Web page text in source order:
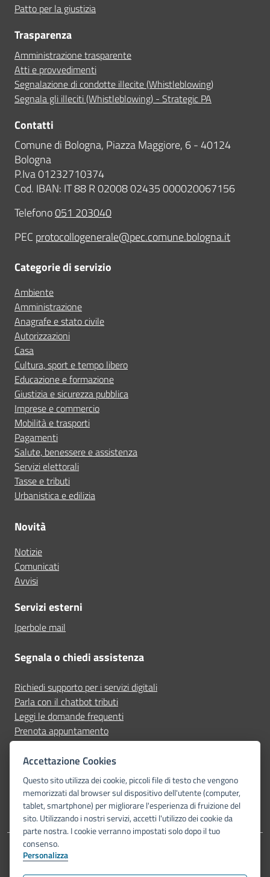
Patto per la giustizia
Trasparenza
Amministrazione trasparente
Atti e provvedimenti
Segnalazione di condotte illecite (Whistleblowing)
Segnala gli illeciti (Whistleblowing) - Strategic PA
Contatti
Comune di Bologna, Piazza Maggiore, 6 - 40124
Bologna
P.Iva 01232710374
Cod. IBAN: IT 88 R 02008 02435 000020067156
Telefono051 203040
PEC protocollogenerale@pec.comune.bologna.it
Categorie di servizio
Ambiente
Amministrazione
Anagrafe e stato civile
Autorizzazioni
Casa
Cultura, sport e tempo libero
Educazione e formazione
Giustizia e sicurezza pubblica
Imprese e commercio
Mobilità e trasporti
Pagamenti
Salute, benessere e assistenza
Servizi elettorali
Tasse e tributi
Urbanistica e edilizia
Novità
Notizie
Comunicati
Avvisi
Servizi esterni
Iperbole mail
Segnala o chiedi assistenza
Richiedi supporto per i servizi digitali
Parla con il chatbot tributi
Leggi le domande frequenti
Prenota appuntamento
Segnala disservizio
Seguici su
Dichiarazione di accessibilità
Accettazione Cookies
Questo sito utilizza dei cookie, piccoli file di testo che vengono
memorizzati dal browser sul dispositivo dell'utente (computer,
tablet, smartphone) per migliorare l'esperienza di fruizione del
sito. Utilizzando i nostri servizi, accetti l'utilizzo dei cookie da
parte nostra. I cookie verranno impostati solo dopo il tuo
consenso.
Personalizza